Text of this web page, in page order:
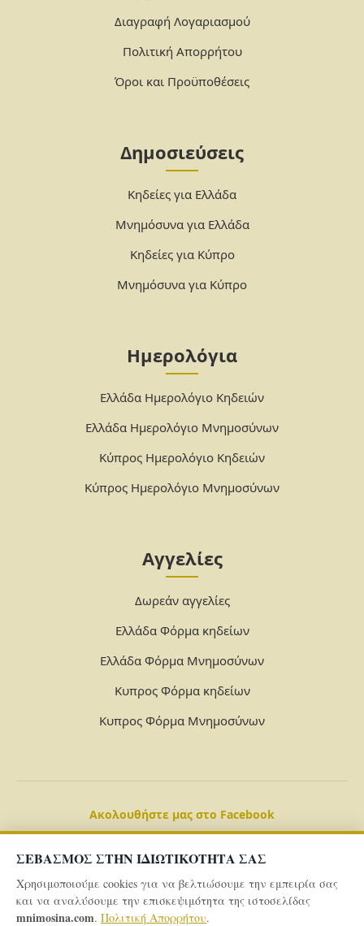
ΣΕΒΑΣΜΟΣ ΣΤΗΝ ΙΔΙΩΤΙΚΟΤΗΤΑ ΣΑΣ
Χρησιμοποιούμε cookies για να βελτιώσουμε την εμπειρία σας
και να αναλύσουμε την επισκεψιμότητα της ιστοσελίδας
mnimosina.com. Πολιτική Απορρήτου.
Διαγραφή Λογαριασμού
Πολιτική Απορρήτου
Όροι και Προϋποθέσεις
Δημοσιεύσεις
Κηδείες για Ελλάδα
Μνημόσυνα για Ελλάδα
Κηδείες για Κύπρο
Μνημόσυνα για Κύπρο
Ημερολόγια
Ελλάδα Ημερολόγιο Κηδειών
Ελλάδα Ημερολόγιο Μνημοσύνων
Κύπρος Ημερολόγιο Κηδειών
Κύπρος Ημερολόγιο Μνημοσύνων
Αγγελίες
Δωρεάν αγγελίες
Ελλάδα Φόρμα κηδείων
Ελλάδα Φόρμα Μνημοσύνων
Κυπρος Φόρμα κηδείων
Κυπρος Φόρμα Μνημοσύνων
Ακολουθήστε μας στο Facebook